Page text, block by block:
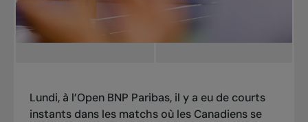
Lundi, à l’Open BNP Paribas, il y a eu de courts
instants dans les matchs où les Canadiens se